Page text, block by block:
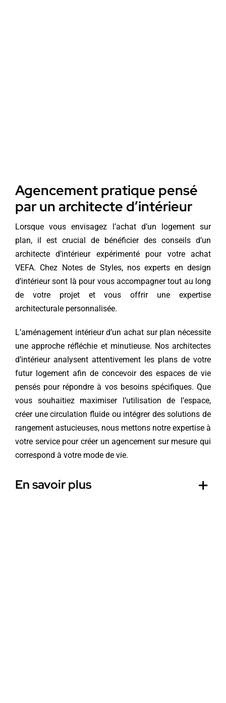
Agencement pratique pensé
par un architecte d’intérieur
Lorsque vous envisagez l’achat d’un logement sur
plan, il est crucial de bénéficier des conseils d’un
architecte d’intérieur expérimenté pour votre achat
VEFA. Chez Notes de Styles, nos experts en design
d’intérieur sont là pour vous accompagner tout au long
de votre projet et vous offrir une expertise
architecturale personnalisée.
L’aménagement intérieur d’un achat sur plan nécessite
une approche réfléchie et minutieuse. Nos architectes
d’intérieur analysent attentivement les plans de votre
futur logement afin de concevoir des espaces de vie
pensés pour répondre à vos besoins spécifiques. Que
vous souhaitiez maximiser l’utilisation de l’espace,
créer une circulation fluide ou intégrer des solutions de
rangement astucieuses, nous mettons notre expertise à
votre service pour créer un agencement sur mesure qui
correspond à votre mode de vie.
En savoir plus